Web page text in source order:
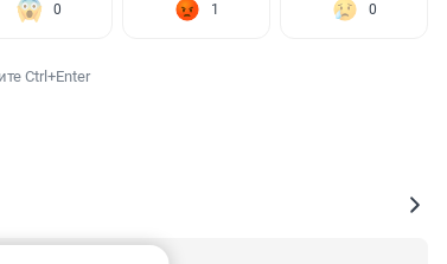
0 1 0
Ctrl+Enter